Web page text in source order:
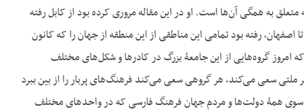
به همگی آن‌ها است. او در این مقاله مروری کرده بود از کابل رفته
رفته بود تمامی این مناطقی از این منطقه از جهان را که کانون
گروه‌هایی از این جامعۀ بزرگ در کادرها و شکل‌های مختلف
ملتی سعی می‌کند، هر گروهی سعی می‌کند فرهنگ‌های پربار را از بین ببرد
سوی همۀ دولت‌ها و مردم جهان فرهنگ فارسی که در واحدهای مختلف